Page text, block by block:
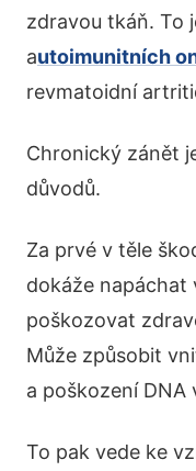
zdravou tkáň. To
autoimunitních
revmatoidní
Chronický zánět
důvodů.
Za prvé v těle
dokáže napáchat
poškozovat
Může způsobit
a poškození
To pak vede ke